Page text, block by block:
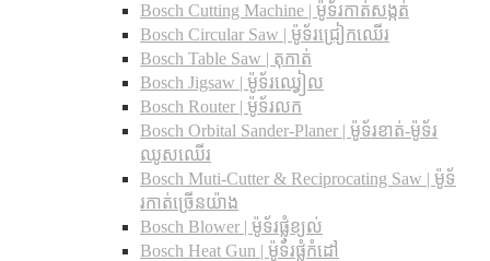
Bosch Cutting Machine | ម៉ូទ័រកាត់សង្កត់
Bosch Circular Saw | ម៉ូទ័រជ្រៀកឈើរ
Bosch Table Saw | តុកាត់
Bosch Jigsaw | ម៉ូទ័រឈ្វៀល
Bosch Router | ម៉ូទ័រលក
Bosch Orbital Sander-Planer​ | ម៉ូទ័រខាត់-ម៉ូទ័រ
ឈូសឈើរ
Bosch Muti-Cutter & Reciprocating Saw​ | ម៉ូទ័
រកាត់ច្រើនយ៉ាង
Bosch Blower | ម៉ូទ័រផ្លុំខ្យល់
Bosch Heat Gun | ម៉ូទ័រផ្លុំកំដៅ